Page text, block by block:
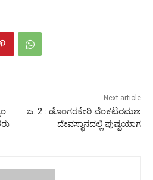
Next article
ಜ. 2 : ಡೊಂಗರಕೇರಿ ವೆಂಕಟರಮಣ
ದೇವಸ್ಥಾನದಲ್ಲಿ ಪುಷ್ಪಯಾಗ